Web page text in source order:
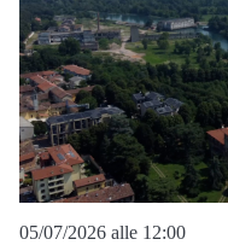
05/07/2026 alle 12:00